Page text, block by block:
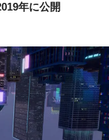
年に公開